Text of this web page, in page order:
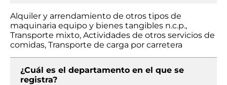
Alquiler y arrendamiento de otros tipos de
maquinaria equipo y bienes tangibles n.c.p.,
Transporte mixto, Actividades de otros servicios de
comidas, Transporte de carga por carretera
¿Cuál es el departamento en el que se
registra?